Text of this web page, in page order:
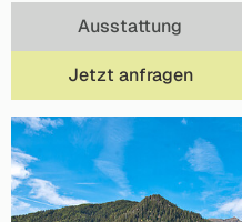
Ausstattung
Jetzt anfragen